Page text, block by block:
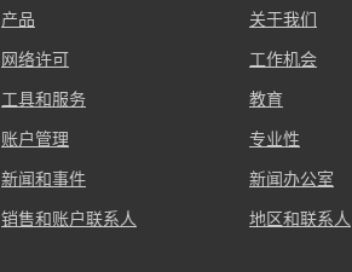
产品
网络许可
工具和服务
账户管理
新闻和事件
销售和账户联系人
关于我们
工作机会
教育
专业性
新闻办公室
地区和联系人